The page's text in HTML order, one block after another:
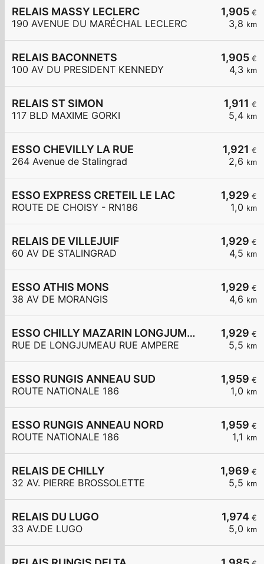
1,905 €
3,8 km
RELAIS MASSY LECLERC
190 AVENUE DU MARÉCHAL LECLERC
1,905 €
4,3 km
RELAIS BACONNETS
100 AV DU PRESIDENT KENNEDY
1,911 €
5,4 km
RELAIS ST SIMON
117 BLD MAXIME GORKI
1,921 €
2,6 km
ESSO CHEVILLY LA RUE
264 Avenue de Stalingrad
1,929 €
1,0 km
ESSO EXPRESS CRETEIL LE LAC
ROUTE DE CHOISY - RN186
1,929 €
4,5 km
RELAIS DE VILLEJUIF
60 AV DE STALINGRAD
1,929 €
4,6 km
ESSO ATHIS MONS
38 AV DE MORANGIS
1,929 €
5,5 km
ESSO CHILLY MAZARIN LONGJUMEAU
RUE DE LONGJUMEAU RUE AMPERE
1,959 €
1,0 km
ESSO RUNGIS ANNEAU SUD
ROUTE NATIONALE 186
1,959 €
1,1 km
ESSO RUNGIS ANNEAU NORD
ROUTE NATIONALE 186
1,969 €
5,5 km
RELAIS DE CHILLY
32 AV. PIERRE BROSSOLETTE
1,974 €
5,0 km
RELAIS DU LUGO
33 AV.DE LUGO